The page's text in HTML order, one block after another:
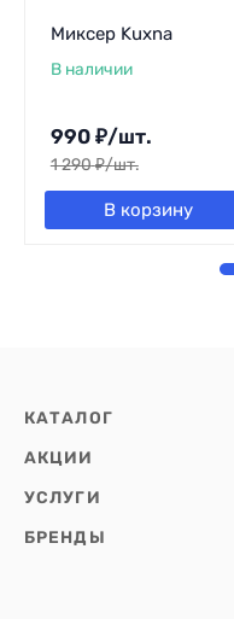
Миксер Kuxna
В наличии
990 ₽/шт.
1 290₽/шт.
В корзину
КАТАЛОГ
АКЦИИ
УСЛУГИ
БРЕНДЫ